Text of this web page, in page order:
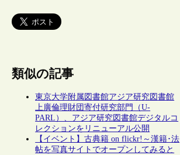
類似の記事
東京大学附属図書館アジア研究図書館
上廣倫理財団寄付研究部門（U-
PARL）、アジア研究図書館デジタルコ
レクションをリニューアル公開
【イベント】古典籍 on flickr!～漢籍･法
帖を写真サイトでオープンしてみると